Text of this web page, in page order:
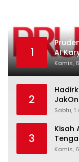
1
AI
Kamis,
2
Raih
Sabtu,
3
Kisah
Kamis,